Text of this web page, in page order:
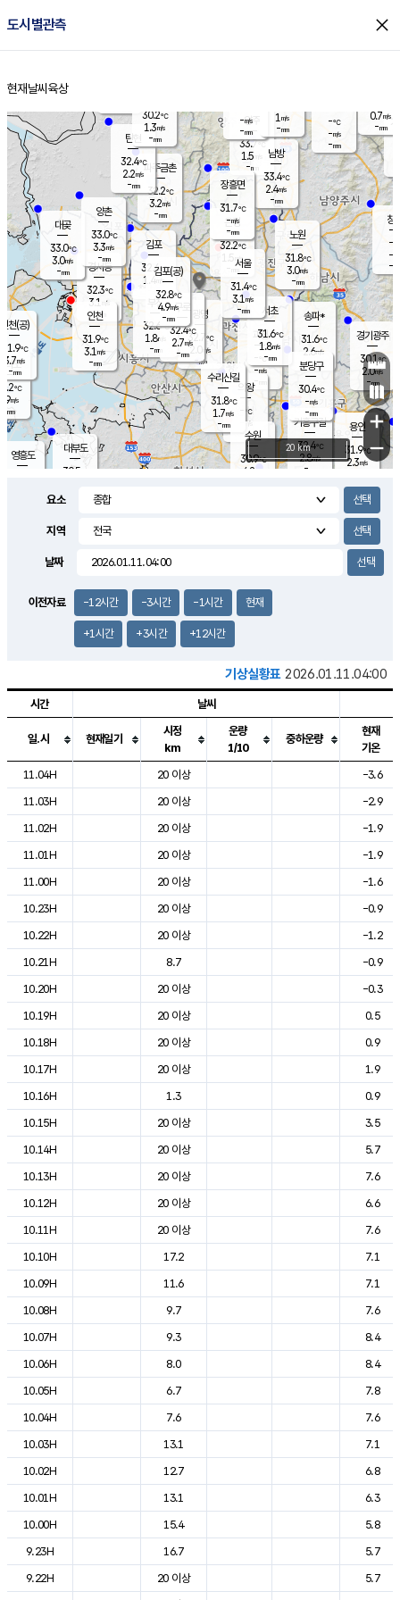
도시별관측 close
홈
현재날씨 육상
의도
℃
m/s
mm
영흥도
양주
33.7℃
1.5
-mm
과천
- ℃
-m/s
- mm
용인
31.9℃
2.3m/s
경기광주
30.1℃
2.0m/s
-mm
2.9m/s
대부도
30.5
경서동
32.3℃
3.1 m/s
-mm
파주금촌
32.2℃
3.2m/s
-mm
-℃
-m/s
-mm
대곶
33.0℃
3.0m/s
-mm
창
-
-m/
-
탄현
32.4℃
2.2m/s
-mm
0.7m/s
-mm
의왕
- ℃
m/s
mm
김포
32.4℃
1.4 m/s
mm
광명
32.7 ℃
2.0 m/s
-mm
부천
32.6℃
1.8m/s
-mm
양촌
33.0℃
3.3m/s
-mm
구로
32.4℃
2.7m/s
-mm
은평
32.2℃
1.5 m/s
- mm
노원
31.8℃
3.0m/s
-mm
송파*
31.6℃
2.6m/s
-mm
서초
31.6℃
1.8m/s
-mm
남방
33.4℃
2.4m/s
-mm
기흥구갈
32.4℃
2.8m/s
-
수리산길
31.8℃
1.7m/s
-mm
분당구
30.4℃
-m/s
-mm
장흥면
31.7℃
-m/s
-mm
-m/s
-mm
인천(공)
31.9℃
3.7m/s
-mm
김포(공)
32.8℃
4.9m/s
-mm
수원
30.9℃
4.2 m/s
인천
31.9℃
3.1 m/s
-mm
서울
31.4℃
3.1 m/s
-mm
30.2℃
1.3m/s
-mm
1 m/s
-mm
+
−
20 km
요소
지역
날짜
이전자료 -12시간 -3시간 -1시간 현재
+1시간 +3시간 +12시간
기상실황표 2026.01.11.04:00
도시별 기상실황표로 지점, 날씨, 기온, 강수, 바람, 기압등을 안내한 표입
시간 날씨
일.시 현재일기
시정
km
운량
1/10
중하운량
현재
기온
11.04H
20 이상
-3.6
11.03H
20 이상
-2.9
11.02H
20 이상
-1.9
11.01H
20 이상
-1.9
11.00H
20 이상
-1.6
10.23H
20 이상
-0.9
10.22H
20 이상
-1.2
10.21H
8.7
-0.9
10.20H
20 이상
-0.3
10.19H
20 이상
0.5
10.18H
20 이상
0.9
10.17H
20 이상
1.9
10.16H
1.3
0.9
10.15H
20 이상
3.5
10.14H
20 이상
5.7
10.13H
20 이상
7.6
10.12H
20 이상
6.6
10.11H
20 이상
7.6
10.10H
17.2
7.1
10.09H
11.6
7.1
10.08H
9.7
7.6
10.07H
9.3
8.4
10.06H
8.0
8.4
10.05H
6.7
7.8
10.04H
7.6
7.6
10.03H
13.1
7.1
10.02H
12.7
6.8
10.01H
13.1
6.3
10.00H
15.4
5.8
9.23H
16.7
5.7
9.22H
20 이상
5.7